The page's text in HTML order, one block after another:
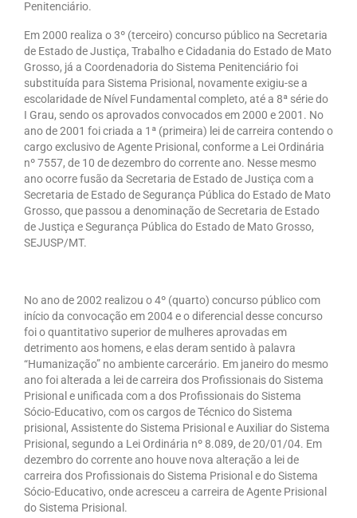
Penitenciário.
Em 2000 realiza o 3º (terceiro) concurso público na Secretaria
de Estado de Justiça, Trabalho e Cidadania do Estado de Mato
Grosso, já a Coordenadoria do Sistema Penitenciário foi
substituída para Sistema Prisional, novamente exigiu-se a
escolaridade de Nível Fundamental completo, até a 8ª série do
I Grau, sendo os aprovados convocados em 2000 e 2001. No
ano de 2001 foi criada a 1ª (primeira) lei de carreira contendo o
cargo exclusivo de Agente Prisional, conforme a Lei Ordinária
nº 7557, de 10 de dezembro do corrente ano. Nesse mesmo
ano ocorre fusão da Secretaria de Estado de Justiça com a
Secretaria de Estado de Segurança Pública do Estado de Mato
Grosso, que passou a denominação de Secretaria de Estado
de Justiça e Segurança Pública do Estado de Mato Grosso,
SEJUSP/MT.
No ano de 2002 realizou o 4º (quarto) concurso público com
início da convocação em 2004 e o diferencial desse concurso
foi o quantitativo superior de mulheres aprovadas em
detrimento aos homens, e elas deram sentido à palavra
“Humanização” no ambiente carcerário. Em janeiro do mesmo
ano foi alterada a lei de carreira dos Profissionais do Sistema
Prisional e unificada com a dos Profissionais do Sistema
Sócio-Educativo, com os cargos de Técnico do Sistema
prisional, Assistente do Sistema Prisional e Auxiliar do Sistema
Prisional, segundo a Lei Ordinária nº 8.089, de 20/01/04. Em
dezembro do corrente ano houve nova alteração a lei de
carreira dos Profissionais do Sistema Prisional e do Sistema
Sócio-Educativo, onde acresceu a carreira de Agente Prisional
do Sistema Prisional.